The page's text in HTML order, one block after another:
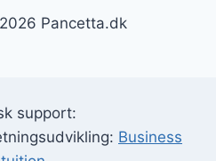
Pancetta.dk
support:
Business